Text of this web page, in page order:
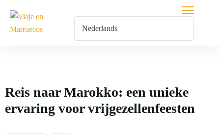
Reis naar Marokko: een unieke
ervaring voor vrijgezellenfeesten